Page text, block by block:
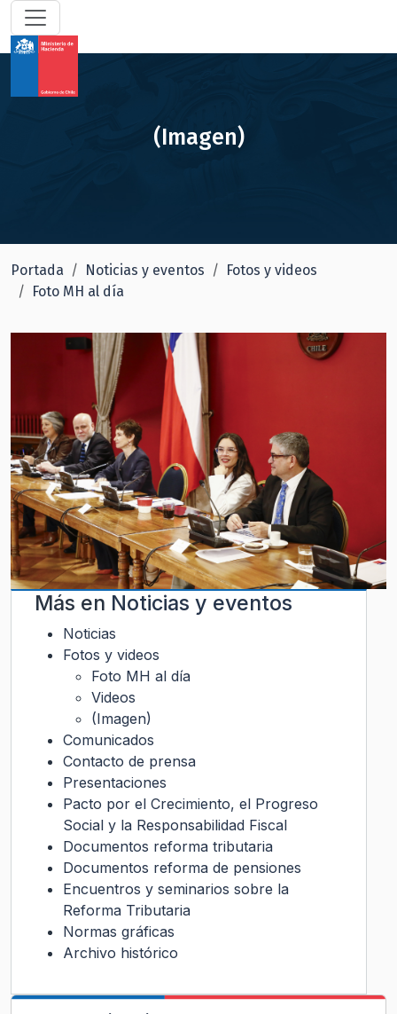
(Imagen)
Portada Noticias y eventos
Fotos y videos
Foto MH al día
Más en Noticias y eventos
Noticias
Fotos y videos
Foto MH al día
Videos
(Imagen)
Comunicados
Contacto de prensa
Presentaciones
Pacto por el Crecimiento, el Progreso
Social y la Responsabilidad Fiscal
Documentos reforma tributaria
Documentos reforma de pensiones
Encuentros y seminarios sobre la
Reforma Tributaria
Normas gráficas
Archivo histórico